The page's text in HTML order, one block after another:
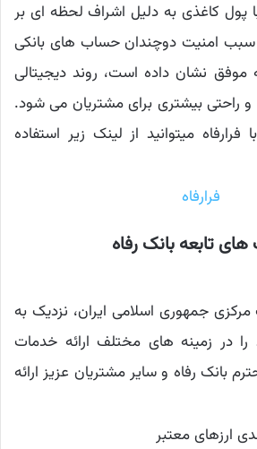
پول کاغذی به دلیل اشراف لحظه ای بر
سبب امنیت دوچندان حساب های بانکی
نشان داده است، روند دیجیتالی
بیشتری برای مشتریان می شود.
میتوانید از لینک زیر استفاده
فرارفاه
تابعه بانک رفاه
جمهوری اسلامی ایران، نزدیک به
در زمینه های مختلف ارائه خدمات
بانک رفاه و سایر مشتریان عزیز ارائه
ارزهای معتبر